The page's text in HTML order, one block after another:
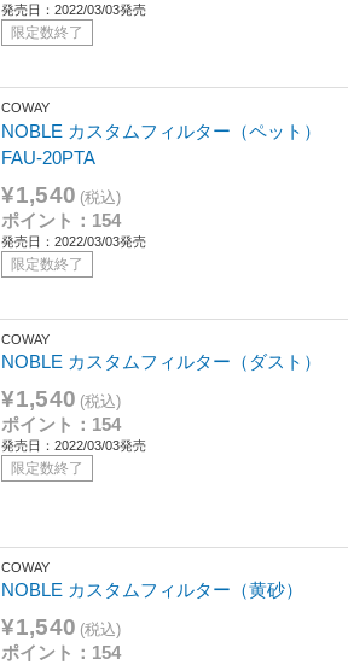
発売日：2022/03/03発売
限定数終了
COWAY
NOBLE カスタムフィルター（ペット）
FAU-20PTA
¥1,540 (税込)
ポイント：154
発売日：2022/03/03発売
限定数終了
COWAY
NOBLE カスタムフィルター（ダスト）
¥1,540 (税込)
ポイント：154
発売日：2022/03/03発売
限定数終了
COWAY
NOBLE カスタムフィルター（黄砂）
¥1,540 (税込)
ポイント：154